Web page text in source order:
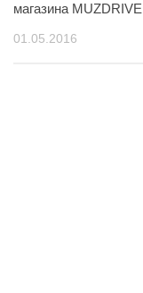
магазина MUZDRIVE
01.05.2016